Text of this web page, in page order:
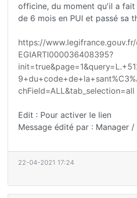
officine, du moment qu'il a fait
de 6 mois en PUI et passé sa
https://
EGIARTI000036408395?
chField=ALL&tab_selection=all
Edit : Pour activer le lien
Message édité par : Manager
22-04-2021 17:24